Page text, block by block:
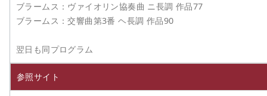
ブラームス：ヴァイオリン協奏曲 ニ長調 作品77
ブラームス：交響曲第3番 ヘ長調 作品90
翌日も同プログラム
参照サイト